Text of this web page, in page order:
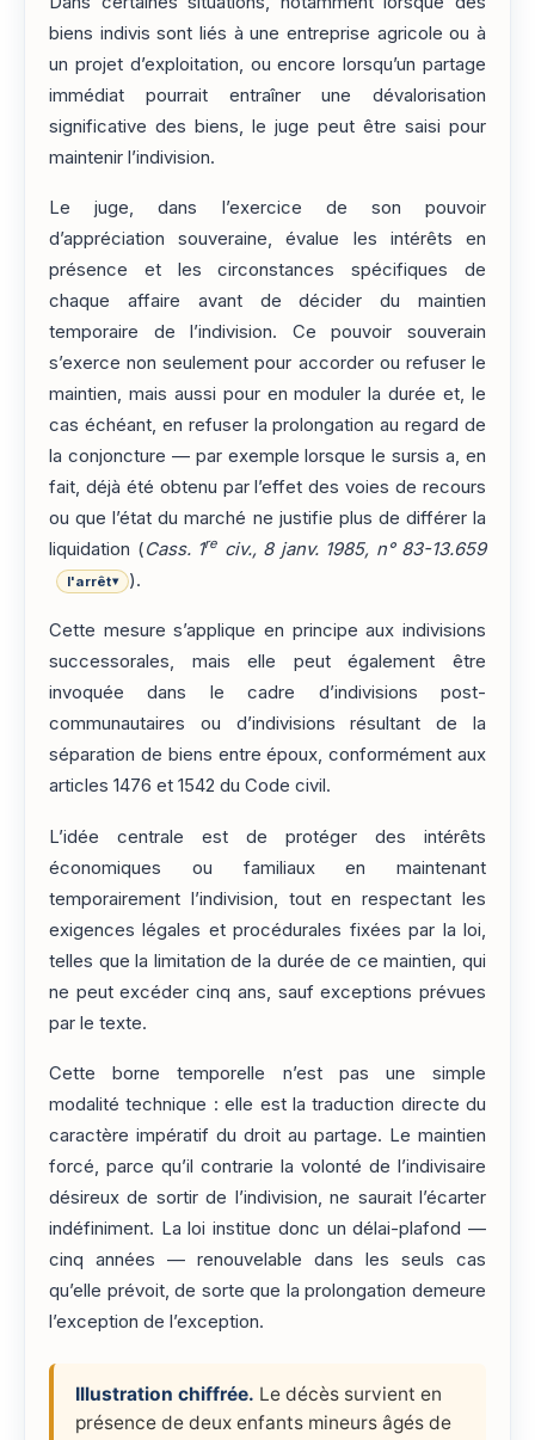
biens indivis sont liés à une entreprise agricole ou à
un projet d’exploitation, ou encore lorsqu’un partage
immédiat pourrait entraîner une dévalorisation
significative des biens, le juge peut être saisi pour
maintenir l’indivision.
Le juge, dans l’exercice de son pouvoir
d’appréciation souveraine, évalue les intérêts en
présence et les circonstances spécifiques de
chaque affaire avant de décider du maintien
temporaire de l’indivision. Ce pouvoir souverain
s’exerce non seulement pour accorder ou refuser le
maintien, mais aussi pour en moduler la durée et, le
cas échéant, en refuser la prolongation au regard de
la conjoncture — par exemple lorsque le sursis a, en
fait, déjà été obtenu par l’effet des voies de recours
ou que l’état du marché ne justifie plus de différer la
liquidation (Cass. 1re civ., 8 janv. 1985, n° 83-13.659
l'arrêt▾ ).
Cette mesure s’applique en principe aux indivisions
successorales, mais elle peut également être
invoquée dans le cadre d’indivisions post-
communautaires ou d’indivisions résultant de la
séparation de biens entre époux, conformément aux
articles 1476 et 1542 du Code civil.
L’idée centrale est de protéger des intérêts
économiques ou familiaux en maintenant
temporairement l’indivision, tout en respectant les
exigences légales et procédurales fixées par la loi,
telles que la limitation de la durée de ce maintien, qui
ne peut excéder cinq ans, sauf exceptions prévues
par le texte.
Cette borne temporelle n’est pas une simple
modalité technique : elle est la traduction directe du
caractère impératif du droit au partage. Le maintien
forcé, parce qu’il contrarie la volonté de l’indivisaire
désireux de sortir de l’indivision, ne saurait l’écarter
indéfiniment. La loi institue donc un délai-plafond —
cinq années — renouvelable dans les seuls cas
qu’elle prévoit, de sorte que la prolongation demeure
l’exception de l’exception.
Illustration chiffrée. Le décès survient en
présence de deux enfants mineurs âgés de